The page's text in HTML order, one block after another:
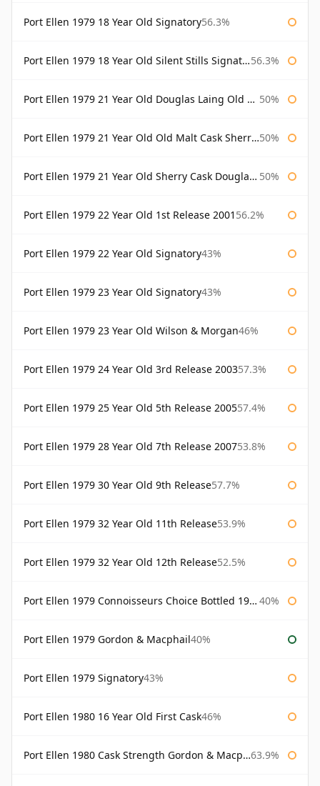
Port Ellen 1979 18 Year Old Signatory56.3%
Port Ellen 1979 18 Year Old Silent Stills Signatory 56.3%
Port Ellen 1979 21 Year Old Douglas Laing Old Malt Cask 50%
Port Ellen 1979 21 Year Old Old Malt Cask Sherry Cask Douglas Laing 50%
Port Ellen 1979 21 Year Old Sherry Cask Douglas Laing Old Malt Cask 50%
Port Ellen 1979 22 Year Old 1st Release 2001 56.2%
Port Ellen 1979 22 Year Old Signatory43%
Port Ellen 1979 23 Year Old Signatory43%
Port Ellen 1979 23 Year Old Wilson & Morgan46%
Port Ellen 1979 24 Year Old 3rd Release 200357.3%
Port Ellen 1979 25 Year Old 5th Release 200557.4%
Port Ellen 1979 28 Year Old 7th Release 200753.8%
Port Ellen 1979 30 Year Old 9th Release57.7%
Port Ellen 1979 32 Year Old 11th Release53.9%
Port Ellen 1979 32 Year Old 12th Release52.5%
Port Ellen 1979 Connoisseurs Choice Bottled 1995 Gordon & Macphail 40%
Port Ellen 1979 Gordon & Macphail40%
Port Ellen 1979 Signatory43%
Port Ellen 1980 16 Year Old First Cask46%
Port Ellen 1980 Cask Strength Gordon & Macphail 63.9%